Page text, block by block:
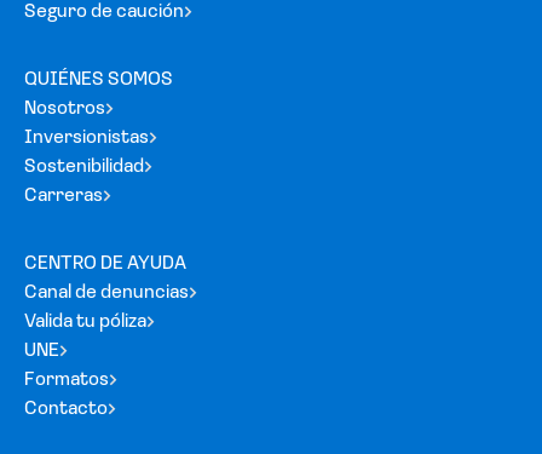
Seguro de caución
QUIÉNES SOMOS
Nosotros
Inversionistas
Sostenibilidad
Carreras
CENTRO DE AYUDA
Canal de denuncias
Valida tu póliza
UNE
Formatos
Contacto